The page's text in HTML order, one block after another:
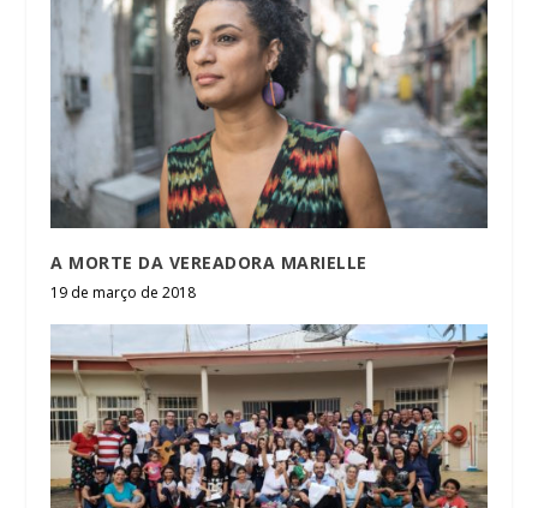
A MORTE DA VEREADORA MARIELLE
19 de março de 2018